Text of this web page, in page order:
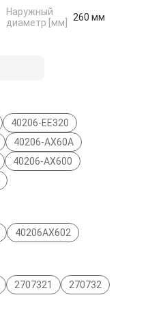
Наружный
диаметр [мм]
260 мм
40206-EE320
40206-AX60A
40206-AX600
40206AX602
2707321 270732